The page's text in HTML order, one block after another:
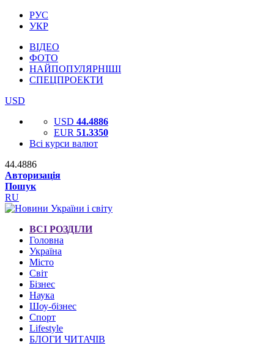
РУС
УКР
ВІДЕО
ФОТО
НАЙПОПУЛЯРНІШІ
СПЕЦПРОЕКТИ
USD
USD 44.4886
EUR 51.3350
Всі курси валют
44.4886
Авторизація
Пошук
RU
ВСІ РОЗДІЛИ
Головна
Україна
Місто
Світ
Бізнес
Наука
Шоу-бізнес
Спорт
Lifestyle
БЛОГИ ЧИТАЧІВ